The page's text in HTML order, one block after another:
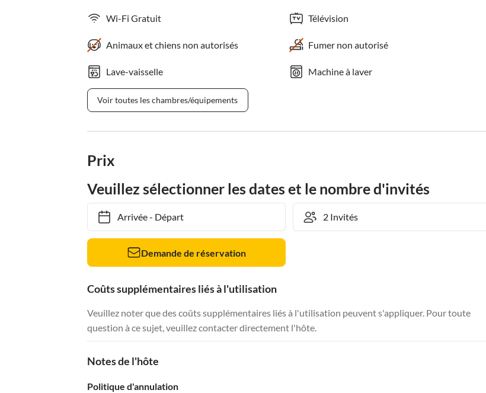
Wi-Fi Gratuit Télévision
Animaux et chiens non autorisés Fumer non autorisé
Lave-vaisselle Machine à laver
Voir toutes les chambres/équipements
Prix
Veuillez sélectionner les dates et le nombre d'invités
Arrivée- Départ
Demande de réservation
Coûts supplémentaires liés à l'utilisation
Veuillez noter que des coûts supplémentaires liés à l'utilisation peuvent s'appliquer. Pour toute
question à ce sujet, veuillez contacter directement l'hôte.
Notes de l'hôte
Politique d'annulation